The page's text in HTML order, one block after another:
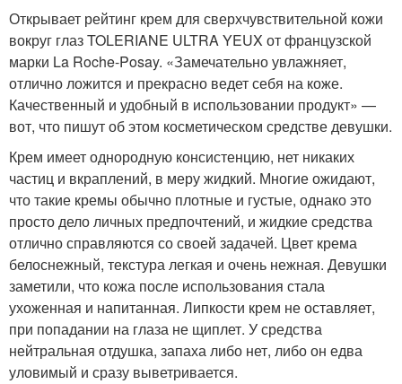
Открывает рейтинг крем для сверхчувствительной кожи
вокруг глаз TOLERIANE ULTRA YEUX от французской
марки La Roche-Posay. «Замечательно увлажняет,
отлично ложится и прекрасно ведет себя на коже.
Качественный и удобный в использовании продукт» —
вот, что пишут об этом косметическом средстве девушки.
Крем имеет однородную консистенцию, нет никаких
частиц и вкраплений, в меру жидкий. Многие ожидают,
что такие кремы обычно плотные и густые, однако это
просто дело личных предпочтений, и жидкие средства
отлично справляются со своей задачей. Цвет крема
белоснежный, текстура легкая и очень нежная. Девушки
заметили, что кожа после использования стала
ухоженная и напитанная. Липкости крем не оставляет,
при попадании на глаза не щиплет. У средства
нейтральная отдушка, запаха либо нет, либо он едва
уловимый и сразу выветривается.